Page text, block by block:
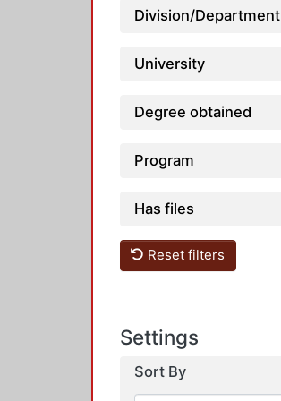
Division/Department
University
Degree obtained
Program
Has files
Reset filters
Settings
Sort By